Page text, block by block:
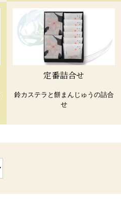
定番詰合せ
鈴カステラと餅まんじゅうの詰合
せ